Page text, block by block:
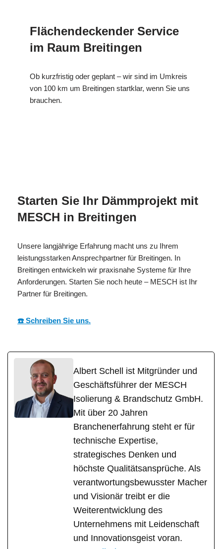
Flächendeckender Service
im Raum Breitingen
Ob kurzfristig oder geplant – wir sind im Umkreis
von 100 km um Breitingen startklar, wenn Sie uns
brauchen.
Starten Sie Ihr Dämmprojekt mit
MESCH in Breitingen
Unsere langjährige Erfahrung macht uns zu Ihrem
leistungsstarken Ansprechpartner für Breitingen. In
Breitingen entwickeln wir praxisnahe Systeme für Ihre
Anforderungen. Starten Sie noch heute – MESCH ist Ihr
Partner für Breitingen.
☎️ Schreiben Sie uns.
Albert Schell ist Mitgründer und
Geschäftsführer der MESCH
Isolierung & Brandschutz GmbH.
Mit über 20 Jahren
Branchenerfahrung steht er für
technische Expertise,
strategisches Denken und
höchste Qualitätsansprüche. Als
verantwortungsbewusster Macher
und Visionär treibt er die
Weiterentwicklung des
Unternehmens mit Leidenschaft
und Innovationsgeist voran.